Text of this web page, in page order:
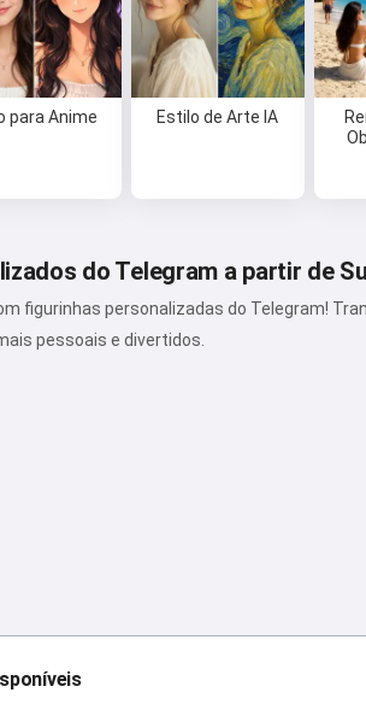
para Anime Estilo de Arte IA
do Telegram a partir de
figurinhas personalizadas do Telegram!
pessoais e divertidos.